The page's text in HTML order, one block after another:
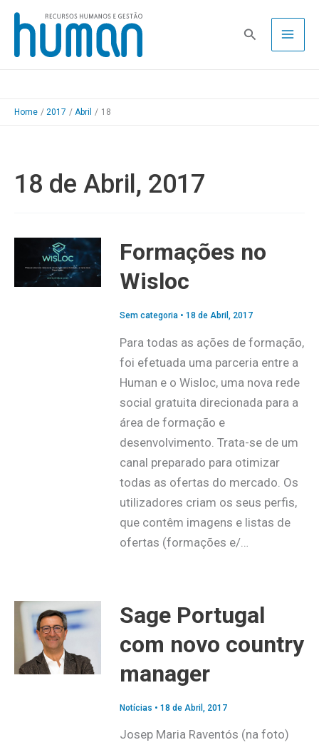
Skip
content
Pesquisa
Home 2017 Abril 18
18 de Abril, 2017
Formações no
Wisloc
Sem categoria• 18 de Abril, 2017
Para todas as ações de formação,
foi efetuada uma parceria entre a
Human e o Wisloc, uma nova rede
social gratuita direcionada para a
área de formação e
desenvolvimento. Trata-se de um
canal preparado para otimizar
todas as ofertas do mercado. Os
utilizadores criam os seus perfis,
que contêm imagens e listas de
ofertas (formações e/…
Sage Portugal
com novo country
manager
Notícias • 18 de Abril, 2017
Josep Maria Raventós (na foto)